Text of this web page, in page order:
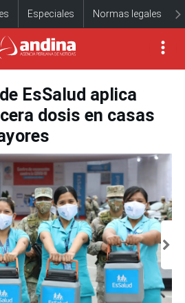
Especiales Normas legales
EsSalud aplica
dosis en casas